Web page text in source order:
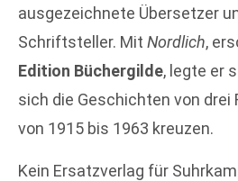
ausgezeichnete Übersetzer
Schriftsteller. Mit Nordlich,
Edition Büchergilde, legte er
sich die Geschichten von drei
von 1915 bis 1963 kreuzen.
Kein Ersatzverlag für